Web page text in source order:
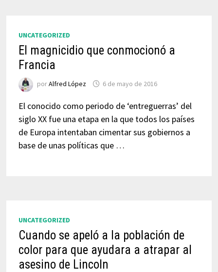
UNCATEGORIZED
El magnicidio que conmocionó a
Francia
porAlfred López 6 de mayo de 2016
El conocido como periodo de ‘entreguerras’ del
siglo XX fue una etapa en la que todos los países
de Europa intentaban cimentar sus gobiernos a
base de unas políticas que …
UNCATEGORIZED
Cuando se apeló a la población de
color para que ayudara a atrapar al
asesino de Lincoln